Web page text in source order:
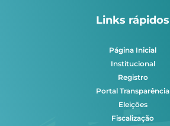
Links rápidos
Página Inicial
Institucional
Registro
Portal Transparência
Eleições
Fiscalização